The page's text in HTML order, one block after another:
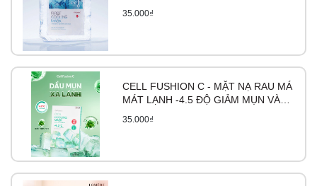
35.000₫
CELL FUSHION C - MẶT NẠ RAU MÁ
MÁT LẠNH -4.5 ĐỘ GIẢM MỤN VÀ
LÀM DỊU DA CICA COOLING MASK
35.000₫